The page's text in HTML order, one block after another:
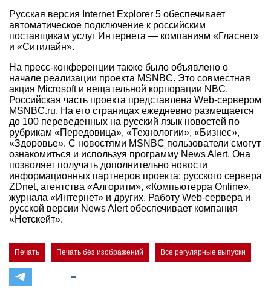
Русская версия Internet Explorer 5 обеспечивает
автоматическое подключение к российским
поставщикам услуг Интернета — компаниям «Гласнет»
и «Ситилайн».
На пресс-конференции также было объявлено о
начале реализации проекта MSNBC. Это совместная
акция Microsoft и вещательной корпорации NBC.
Российская часть проекта представлена Web-сервером
MSNBC.ru. На его страницах ежедневно размещается
до 100 переведенных на русский язык новостей по
рубрикам «Передовица», «Технологии», «Бизнес»,
«Здоровье». С новостями MSNBC пользователи смогут
ознакомиться и используя программу News Alert. Она
позволяет получать дополнительно новости
информационных партнеров проекта: русского сервера
ZDnet, агентства «Алгоритм», «Компьютерра Online»,
журнала «Интернет» и других. Работу Web-сервера и
русской версии News Alert обеспечивает компания
«Нетскейт».
Печать Печать без изображений Все регулярные выпуски